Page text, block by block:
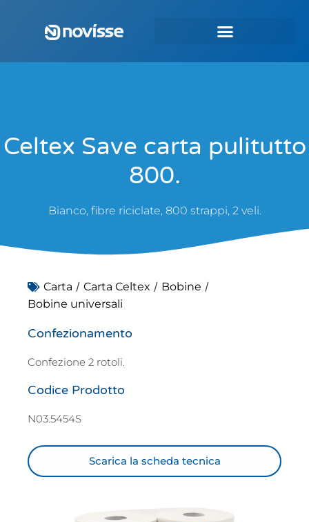
Celtex Save carta pulitutto
800.
Bianco, fibre riciclate, 800 strappi, 2 veli.
Carta / Carta Celtex / Bobine /
Bobine universali
Confezionamento
Confezione 2 rotoli.
Codice Prodotto
N03.5454S
Scarica la scheda tecnica